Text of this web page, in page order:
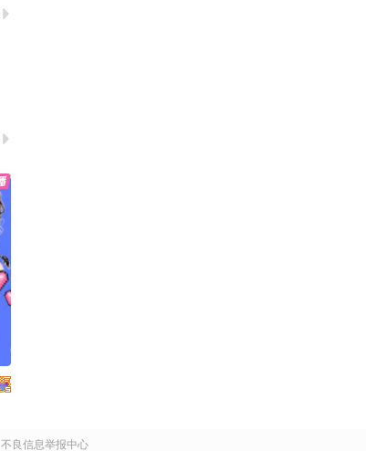
不良信息举报中心